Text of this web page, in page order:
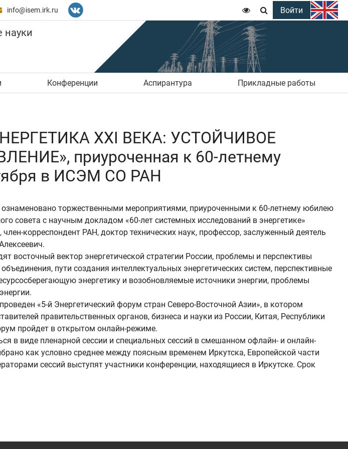
info@isem.irk.ru   Войти
науки
Конференции Аспирантура Прикладные работы
XXI ВЕКА: УСТОЙЧИВОЕ
приуроченная к 60-летнему
в ИСЭМ СО РАН
торжественными мероприятиями, приуроченными к 60-летнему юбилею
совета с научным докладом «60-лет системных исследований в энергетике»
член-корреспондент РАН, доктор технических наук, профессор, заслуженный деятель
восточный вектор энергетической стратегии России, проблемы и перспективы
пути создания интеллектуальных энергетических систем, перспективные
энергетику и возобновляемые источники энергии, проблемы
«5-й Энергетический форум стран Северо-Восточной Азии», в котором
правительственных органов, бизнеса и науки из России, Китая, Республики
пройдет в открытом онлайн-режиме.
в виде пленарной сессии и специальных сессий в смешанном офлайн- и онлайн-
как условно среднее между поясным временем Иркутска, Европейской части
сессий выступят участники конференции, находящиеся в Иркутске. Срок